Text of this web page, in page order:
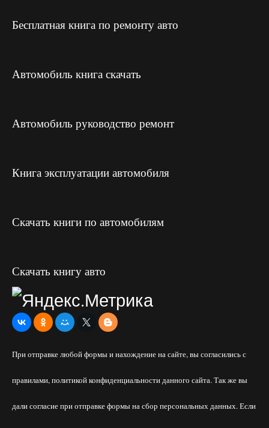
Бесплатная книга по ремонту авто
Автомобиль книга скачать
Автомобиль руководство ремонт
Книга эксплуатации автомобиля
Скачать книги по автомобилям
Скачать книгу авто
При отправке любой формы и нахождение на сайте, вы согласились с
правилами, политикой конфиденциальности данного сайта. Так же вы
дали согласие при отправке формы на сбор персональных данных. Если